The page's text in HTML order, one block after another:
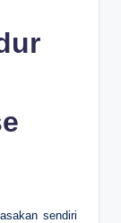
sendiri